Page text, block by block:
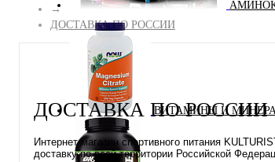
ВИТАМИНЫ И
→
ДОСТАВКА ПО РОССИИ
ДОСТАВКА ПО РОССИИ
Интернет-магазин спортивного питания
доставку по всей территории Российской